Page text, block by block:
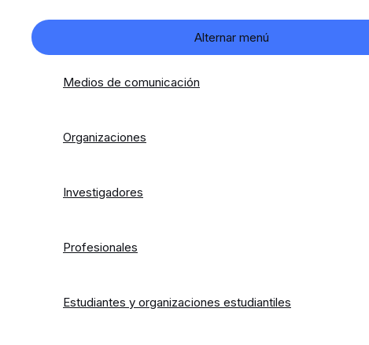
Alternar menú
Medios de comunicación
Organizaciones
Investigadores
Profesionales
Estudiantes y organizaciones estudiantiles